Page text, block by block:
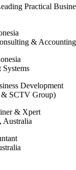
Practical
&
Systems
Development
SCTV Group)
& Xpert
Australia